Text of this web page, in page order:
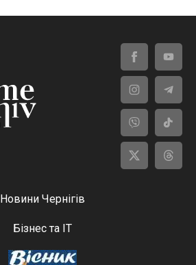
Новини Чернігів
Бізнес та ІТ